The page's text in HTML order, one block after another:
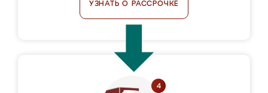
УЗНАТЬ О РАССРОЧКЕ